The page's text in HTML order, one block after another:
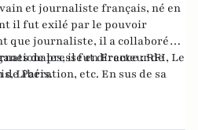
et journaliste français, né en
il fut exilé par le pouvoir
que journaliste, il a collaboré
de presse en France : RFI, Le
Libération, etc. En sus de sa
l’auteur de plusieurs
tonitruant (Kryos, 2018),
il fut directeur de
Paris.